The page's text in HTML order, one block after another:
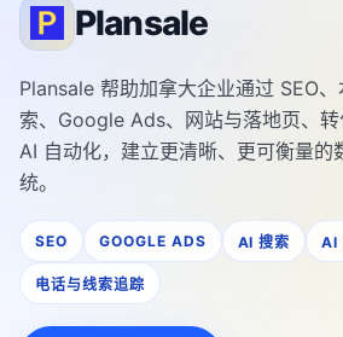
Plansale
Plansale 帮助加拿大企业通过 SEO、
索、Google Ads、网站与落地页、转
AI 自动化，建立更清晰、更可衡量的
统。
SEO GOOGLE ADS AI 搜索 AI
电话与线索追踪